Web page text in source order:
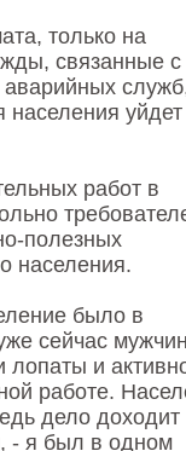
только на
связанные с
аварийных
населения уйдет
работ в
полезных
населения.
было в
сейчас
лопаты и
работе.
дело доходит
- я был в одном